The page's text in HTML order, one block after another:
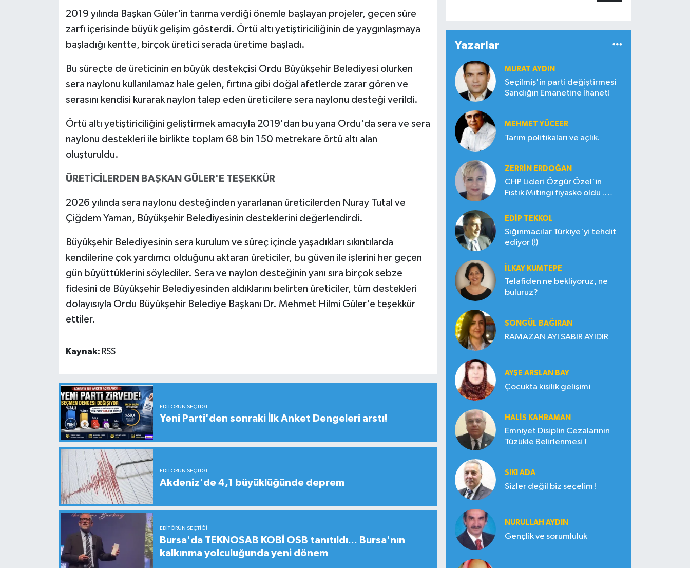
2019 yılında Başkan Güler'in tarıma verdiği önemle başlayan projeler, geçen süre
zarfı içerisinde büyük gelişim gösterdi. Örtü altı yetiştiriciliğinin de yaygınlaşmaya
başladığı kentte, birçok üretici serada üretime başladı.
Bu süreçte de üreticinin en büyük destekçisi Ordu Büyükşehir Belediyesi olurken
sera naylonu kullanılamaz hale gelen, fırtına gibi doğal afetlerde zarar gören ve
serasını kendisi kurarak naylon talep eden üreticilere sera naylonu desteği verildi.
Örtü altı yetiştiriciliğini geliştirmek amacıyla 2019'dan bu yana Ordu'da sera ve sera
naylonu destekleri ile birlikte toplam 68 bin 150 metrekare örtü altı alan
oluşturuldu.
ÜRETİCİLERDEN BAŞKAN GÜLER'E TEŞEKKÜR
2026 yılında sera naylonu desteğinden yararlanan üreticilerden Nuray Tutal ve
Çiğdem Yaman, Büyükşehir Belediyesinin desteklerini değerlendirdi.
Büyükşehir Belediyesinin sera kurulum ve süreç içinde yaşadıkları sıkıntılarda
kendilerine çok yardımcı olduğunu aktaran üreticiler, bu güven ile işlerini her geçen
gün büyüttüklerini söylediler. Sera ve naylon desteğinin yanı sıra birçok sebze
fidesini de Büyükşehir Belediyesinden aldıklarını belirten üreticiler, tüm destekleri
dolayısıyla Ordu Büyükşehir Belediye Başkanı Dr. Mehmet Hilmi Güler'e teşekkür
ettiler.
Kaynak: RSS
EDITÖRÜN SEÇTIĞI
Yeni Parti'den sonraki İlk Anket Dengeleri arstı!
EDITÖRÜN SEÇTIĞI
Akdeniz'de 4,1 büyüklüğünde deprem
EDITÖRÜN SEÇTIĞI
Bursa'da TEKNOSAB KOBİ OSB tanıtıldı... Bursa'nın
kalkınma yolculuğunda yeni dönem
Yazarlar
MURAT AYDIN
Seçilmiş'in parti değiştirmesi
Sandığın Emanetine İhanet!
MEHMET YÜCEER
Tarım politikaları ve açlık.
ZERRIN ERDOĞAN
CHP Lideri Özgür Özel'in
Fıstık Mitingi fiyasko oldu .
EDIP TEKKOL
Sığınmacılar Türkiye'yi tehdit
ediyor (!)
İLKAY KUMTEPE
Telafiden ne bekliyoruz, ne
buluruz?
SONGÜL BAĞIRAN
RAMAZAN AYI SABIR AYIDIR
AYŞE ARSLAN BAY
Çocukta kişilik gelişimi
HALIS KAHRAMAN
Emniyet Disiplin Cezalarının
Tüzükle Belirlenmesi !
SIKI ADA
Sizler değil biz seçelim !
NURULLAH AYDIN
Gençlik ve sorumluluk